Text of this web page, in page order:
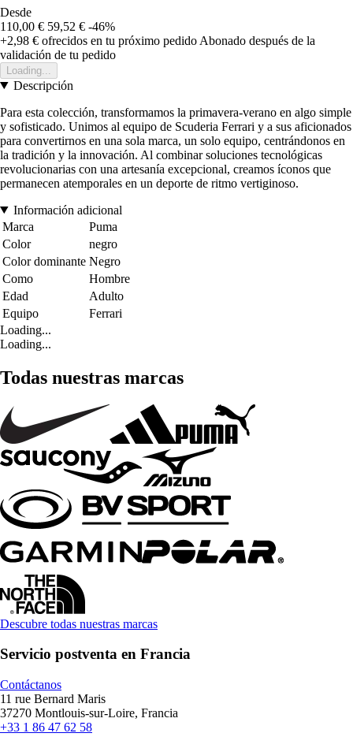
Desde
110,00 € 59,52 € -46%
+2,98 € ofrecidos en tu próximo pedido Abonado después de la
validación de tu pedido
Loading...
Descripción
Para esta colección, transformamos la primavera-verano en algo simple
y sofisticado. Unimos al equipo de Scuderia Ferrari y a sus aficionados
para convertirnos en una sola marca, un solo equipo, centrándonos en
la tradición y la innovación. Al combinar soluciones tecnológicas
revolucionarias con una artesanía excepcional, creamos íconos que
permanecen atemporales en un deporte de ritmo vertiginoso.
Información adicional
Marca
Puma
Color
negro
Color dominante Negro
Como
Hombre
Edad
Adulto
Equipo
Ferrari
Loading...
Loading...
Todas nuestras marcas
Descubre todas nuestras marcas
Servicio postventa en Francia
Contáctanos
11 rue Bernard Maris
37270 Montlouis-sur-Loire, Francia
+33 1 86 47 62 58